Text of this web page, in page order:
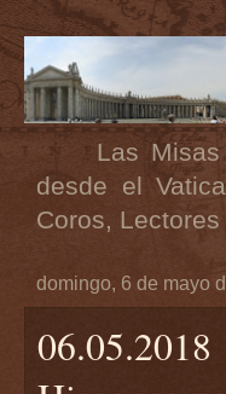
Las
desde el
Coros, Lectores
domingo, 6 de mayo